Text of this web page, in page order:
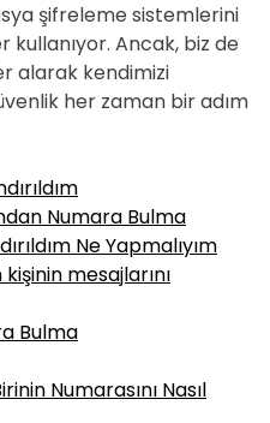
şifreleme sistemlerini
Ancak, biz de
alarak kendimizi
her zaman bir adım
Numara Bulma
Ne Yapmalıyım
mesajlarını
Bulma
Numarasını Nasıl